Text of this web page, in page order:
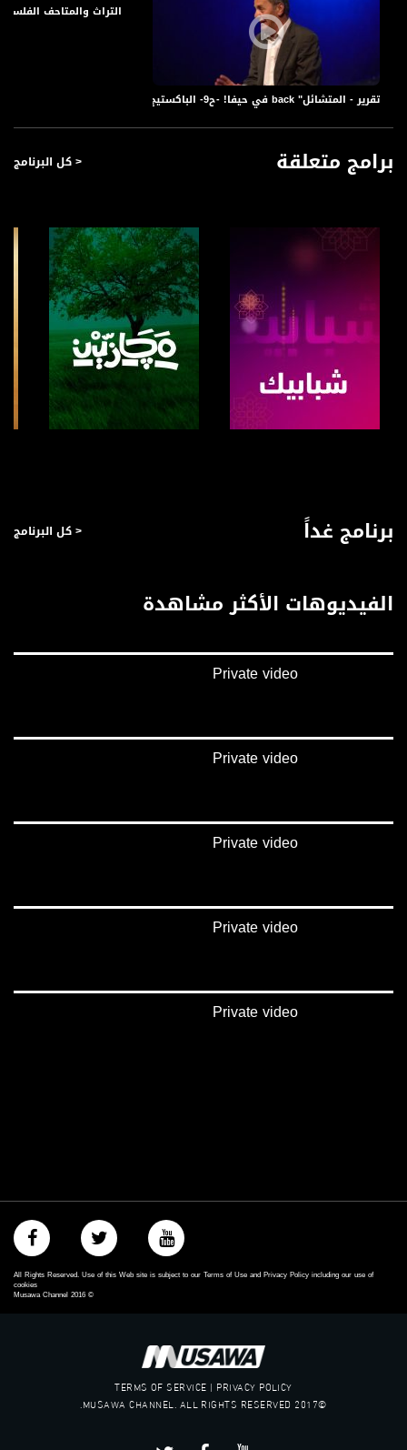
التراث والمتاحف الفلسطينية - ج 4- الحلقة كاملة - صباحنا غير -21-
تقرير - المتشائل" back في حيفا! -ح9- الباكستيج - 25-12- 2017 - قناة مساواة الفضائية
برامج متعلقة < كل البرنامج
برنامج غداً < كل البرنامج
الفيديوهات الأكثر مشاهدة
Private video
Private video
Private video
Private video
Private video
All Rights Reserved. Use of this Web site is subject to our Terms of Use and Privacy Policy including our use of
cookies
©
2016
TERMS OF SERVICE | PRIVACY POLICY
©2017 MUSAWA CHANNEL. ALL RIGHTS RESERVED.